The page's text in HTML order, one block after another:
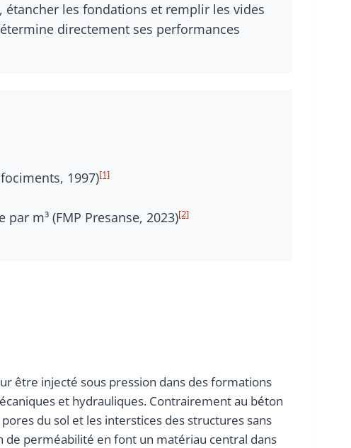
les fondations et remplir les vides
directement ses performances
1997)[1]
m³ (FMP Presanse, 2023)[2]
être injecté sous pression dans des formations
et hydrauliques. Contrairement au béton
du sol et les interstices des structures sans
de perméabilité en font un matériau central dans